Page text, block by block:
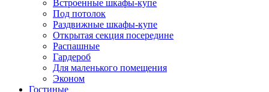
Встроенные шкафы-купе
Под потолок
Раздвижные шкафы-купе
Открытая секция посередине
Распашные
Гардероб
Для маленького помещения
Эконом
Гостиные